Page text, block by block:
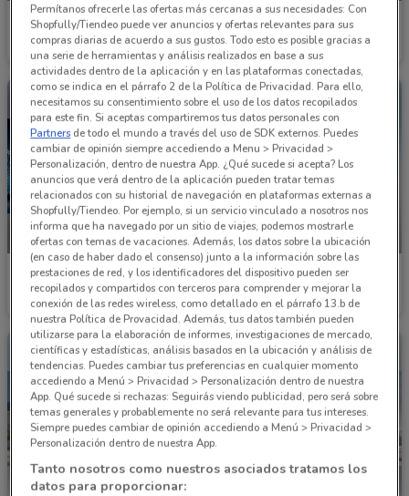
Nissan
Caduca el 05/08 3.3 km
Nissan
Caduca el 05/08
NUEVO
Nissan
Caduca el 05/08 3.3 km
NUEVO
Nissan
Caduca el 05/08
Permítanos ofrecerle las ofertas más cercanas a sus necesidades: Con
Shopfully/Tiendeo puede ver anuncios y ofertas relevantes para sus
compras diarias de acuerdo a sus gustos. Todo esto es posible gracias a
una serie de herramientas y análisis realizados en base a sus
actividades dentro de la aplicación y en las plataformas conectadas,
como se indica en el párrafo 2 de la Política de Privacidad. Para ello,
necesitamos su consentimiento sobre el uso de los datos recopilados
para este fin. Si aceptas compartiremos tus datos personales con
Partners de todo el mundo a través del uso de SDK externos. Puedes
cambiar de opinión siempre accediendo a Menu > Privacidad >
Personalización, dentro de nuestra App. ¿Qué sucede si acepta? Los
anuncios que verá dentro de la aplicación pueden tratar temas
relacionados con su historial de navegación en plataformas externas a
Shopfully/Tiendeo. Por ejemplo, si un servicio vinculado a nosotros nos
informa que ha navegado por un sitio de viajes, podemos mostrarle
ofertas con temas de vacaciones. Además, los datos sobre la ubicación
(en caso de haber dado el consenso) junto a la información sobre las
prestaciones de red, y los identificadores del dispositivo pueden ser
recopilados y compartidos con terceros para comprender y mejorar la
conexión de las redes wireless, como detallado en el párrafo 13.b de
nuestra Política de Provacidad. Además, tus datos también pueden
utilizarse para la elaboración de informes, investigaciones de mercado,
científicas y estadísticas, análisis basados en la ubicación y análisis de
tendencias. Puedes cambiar tus preferencias en cualquier momento
accediendo a Menú > Privacidad > Personalización dentro de nuestra
App. Qué sucede si rechazas: Seguirás viendo publicidad, pero será sobre
temas generales y probablemente no será relevante para tus intereses.
Siempre puedes cambiar de opinión accediendo a Menú > Privacidad >
Personalización dentro de nuestra App.
Tanto nosotros como nuestros asociados tratamos los
datos para proporcionar: